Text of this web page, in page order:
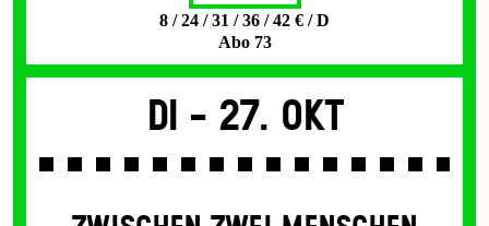
8 / 24 / 31 / 36 / 42 € / D
Abo 73
Di - 27. Okt